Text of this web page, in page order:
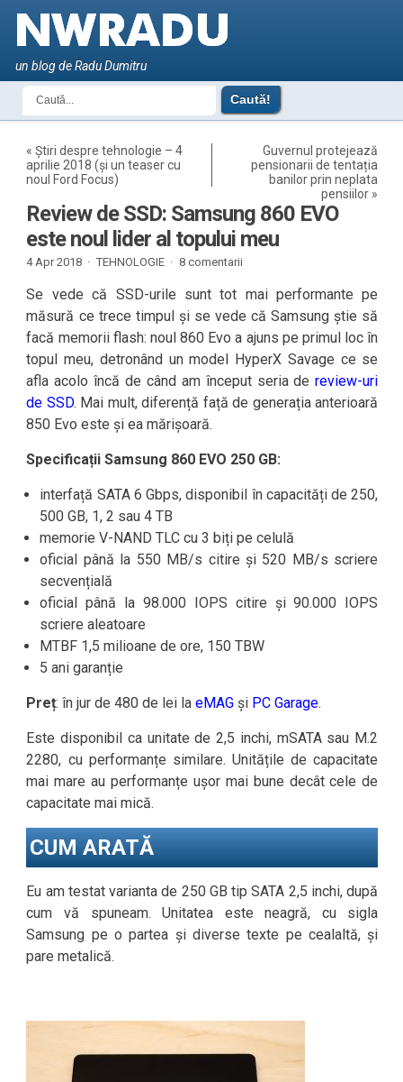
un blog de Radu Dumitru
«Știri despre tehnologie – 4
aprilie 2018 (și un teaser cu
noul Ford Focus)
Guvernul protejează
pensionarii de tentația
banilor prin neplata
pensiilor »
Review de SSD: Samsung 860 EVO
este noul lider al topului meu
4 Apr 2018 · TEHNOLOGIE · 8 comentarii
Se vede că SSD-urile sunt tot mai performante pe
măsură ce trece timpul și se vede că Samsung știe să
facă memorii flash: noul 860 Evo a ajuns pe primul loc în
topul meu, detronând un model HyperX Savage ce se
afla acolo încă de când am început seria dereview-uri
de SSD. Mai mult, diferență față de generația anterioară
850 Evo este și ea mărișoară.
Specificații Samsung 860 EVO 250 GB:
interfață SATA 6 Gbps, disponibil în capacități de 250,
500 GB, 1, 2 sau 4 TB
memorie V-NAND TLC cu 3 biți pe celulă
oficial până la 550 MB/s citire și 520 MB/s scriere
secvențială
oficial până la 98.000 IOPS citire și 90.000 IOPS
scriere aleatoare
MTBF 1,5 milioane de ore, 150 TBW
5 ani garanție
Preț: în jur de 480 de lei laeMAG și PC Garage.
Este disponibil ca unitate de 2,5 inchi, mSATA sau M.2
2280, cu performanțe similare. Unitățile de capacitate
mai mare au performanțe ușor mai bune decât cele de
capacitate mai mică.
CUM ARATĂ
Eu am testat varianta de 250 GB tip SATA 2,5 inchi, după
cum vă spuneam. Unitatea este neagră, cu sigla
Samsung pe o partea și diverse texte pe cealaltă, și
pare metalică.